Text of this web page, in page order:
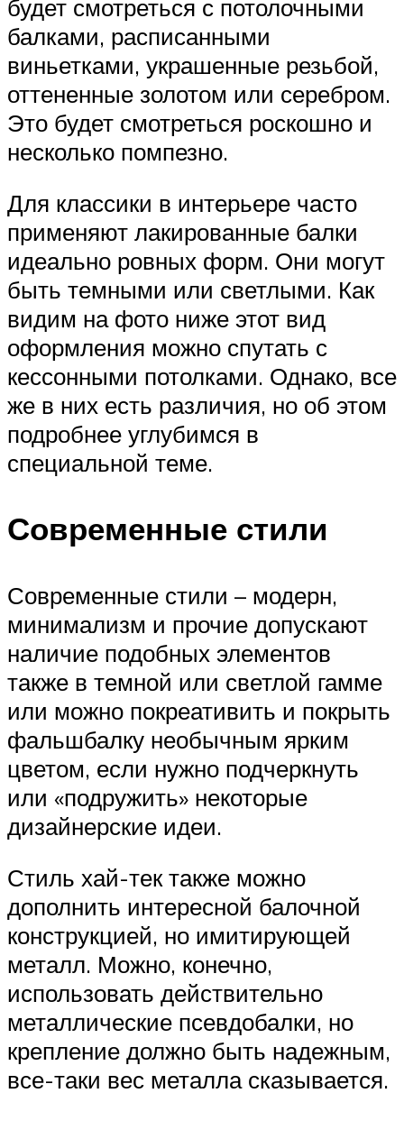
будет смотреться с потолочными
балками, расписанными
виньетками, украшенные резьбой,
оттененные золотом или серебром.
Это будет смотреться роскошно и
несколько помпезно.
Для классики в интерьере часто
применяют лакированные балки
идеально ровных форм. Они могут
быть темными или светлыми. Как
видим на фото ниже этот вид
оформления можно спутать с
кессонными потолками. Однако, все
же в них есть различия, но об этом
подробнее углубимся в
специальной теме.
Современные стили
Современные стили – модерн,
минимализм и прочие допускают
наличие подобных элементов
также в темной или светлой гамме
или можно покреативить и покрыть
фальшбалку необычным ярким
цветом, если нужно подчеркнуть
или «подружить» некоторые
дизайнерские идеи.
Стиль хай-тек также можно
дополнить интересной балочной
конструкцией, но имитирующей
металл. Можно, конечно,
использовать действительно
металлические псевдобалки, но
крепление должно быть надежным,
все-таки вес металла сказывается.